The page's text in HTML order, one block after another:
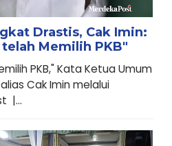
Drastis, Cak Imin:
Memilih PKB"
PKB," Kata Ketua Umum
Cak Imin melalui
|...